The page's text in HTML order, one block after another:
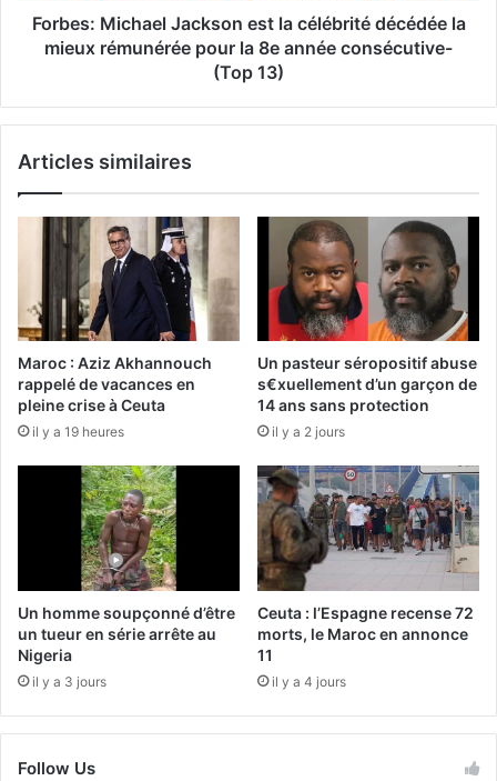
Forbes: Michael Jackson est la célébrité décédée la
mieux rémunérée pour la 8e année consécutive-
(Top 13)
Articles similaires
Maroc : Aziz Akhannouch
rappelé de vacances en
pleine crise à Ceuta
il y a 19 heures
Un pasteur séropositif abuse
s€xuellement d’un garçon de
14 ans sans protection
il y a 2 jours
Un homme soupçonné d’être
un tueur en série arrête au
Nigeria
il y a 3 jours
Ceuta : l’Espagne recense 72
morts, le Maroc en annonce
11
il y a 4 jours
Follow Us